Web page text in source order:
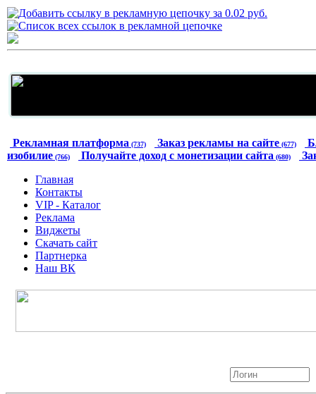
Рекламная платформа (737) Заказ рекламы на сайте (677)
изобилие (766) Получайте доход с монетизации сайта (680)
Главная
Контакты
VIP - Каталог
Реклама
Виджеты
Скачать сайт
Партнерка
Наш ВК